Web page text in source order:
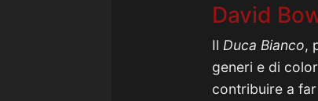
David
Il Duca Bianco,
generi e di
contribuire a